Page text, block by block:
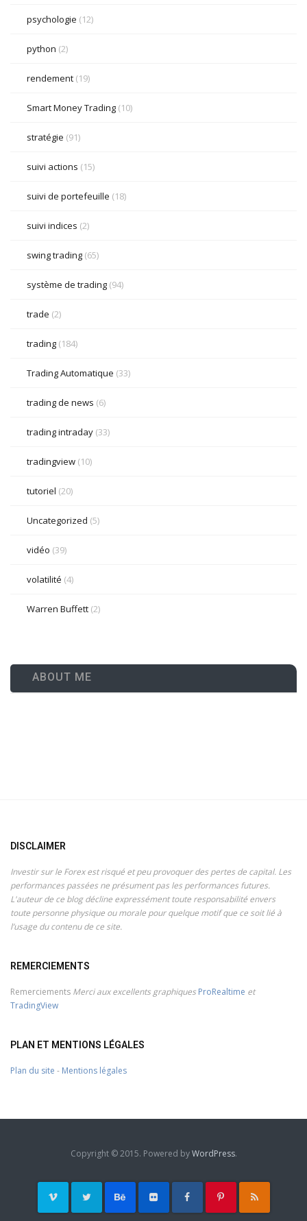
psychologie (12)
python (2)
rendement (19)
Smart Money Trading (10)
stratégie (91)
suivi actions (15)
suivi de portefeuille (18)
suivi indices (2)
swing trading (65)
système de trading (94)
trade (2)
trading (184)
Trading Automatique (33)
trading de news (6)
trading intraday (33)
tradingview (10)
tutoriel (20)
Uncategorized (5)
vidéo (39)
volatilité (4)
Warren Buffett (2)
ABOUT ME
DISCLAIMER
Investir sur le Forex est risqué et peu provoquer des pertes de capital. Les
performances passées ne présument pas les performances futures.
L'auteur de ce blog décline expressément toute responsabilité envers
toute personne physique ou morale pour quelque motif que ce soit lié à
l’usage du contenu de ce site.
REMERCIEMENTS
Remerciements Merci aux excellents graphiques ProRealtime et
TradingView
PLAN ET MENTIONS LÉGALES
Plan du site - Mentions légales
Copyright © 2015. Powered byWordPress.